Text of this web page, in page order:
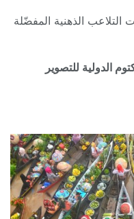
التلاعب الذهنية المفضّلة
الدولية للتصوير